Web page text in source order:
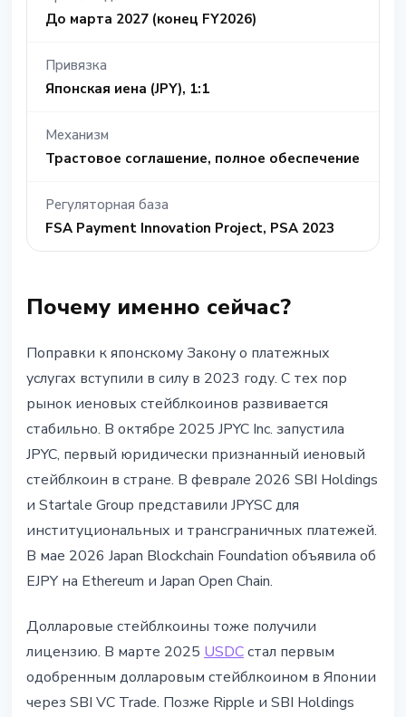
До марта 2027 (конец FY2026)
Привязка
Японская иена (JPY), 1:1
Механизм
Трастовое соглашение, полное обеспечение
Регуляторная база
FSA Payment Innovation Project, PSA 2023
Почему именно сейчас?
Поправки к японскому Закону о платежных
услугах вступили в силу в 2023 году. С тех пор
рынок иеновых стейблкоинов развивается
стабильно. В октябре 2025 JPYC Inc. запустила
JPYC, первый юридически признанный иеновый
стейблкоин в стране. В феврале 2026 SBI Holdings
и Startale Group представили JPYSC для
институциональных и трансграничных платежей.
В мае 2026 Japan Blockchain Foundation объявила об
EJPY на Ethereum и Japan Open Chain.
Долларовые стейблкоины тоже получили
лицензию. В марте 2025 USDCстал первым
одобренным долларовым стейблкоином в Японии
через SBI VC Trade. Позже Ripple и SBI Holdings